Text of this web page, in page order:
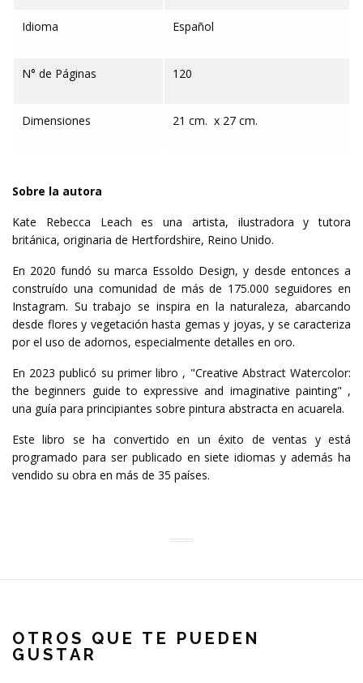
Idioma Español
N° de Páginas 120
Dimensiones 21 cm. x 27 cm.
Sobre la autora
Kate Rebecca Leach es una artista, ilustradora y tutora
británica, originaria de Hertfordshire, Reino Unido.
En 2020 fundó su marca Essoldo Design, y desde entonces a
construído una comunidad de más de 175.000 seguidores en
Instagram. Su trabajo se inspira en la naturaleza, abarcando
desde flores y vegetación hasta gemas y joyas, y se caracteriza
por el uso de adornos, especialmente detalles en oro.
En 2023 publicó su primer libro , "Creative Abstract Watercolor:
the beginners guide to expressive and imaginative painting" ,
una guía para principiantes sobre pintura abstracta en acuarela.
Este libro se ha convertido en un éxito de ventas y está
programado para ser publicado en siete idiomas y además ha
vendido su obra en más de 35 países.
OTROS QUE TE PUEDEN
GUSTAR